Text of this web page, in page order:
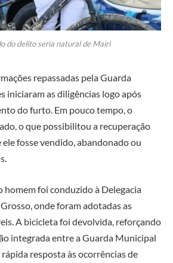
do delito seria natural de Mairi
repassadas pela Guarda
iniciaram as diligências logo após
do furto. Em pouco tempo, o
o que possibilitou a recuperação
fosse vendido, abandonado ou
homem foi conduzido à Delegacia
onde foram adotadas as
A bicicleta foi devolvida, reforçando
integrada entre a Guarda Municipal
resposta às ocorrências de